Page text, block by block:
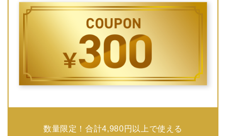
数量限定！合計4,980円以上で使える